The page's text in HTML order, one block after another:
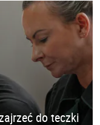
do teczki